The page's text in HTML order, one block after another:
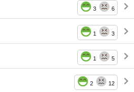
3 6
1 3
1 5
2 12